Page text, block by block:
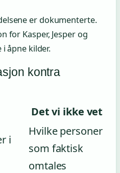
er dokumenterte.
for Kasper, Jesper og
i åpne kilder.
kontra
Det vi ikke vet
i
Hvilke personer
som faktisk
omtales